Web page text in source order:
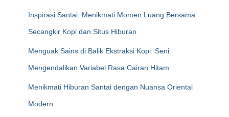
Inspirasi Santai: Menikmati Momen Luang Bersama
Secangkir Kopi dan Situs Hiburan
Menguak Sains di Balik Ekstraksi Kopi: Seni
Mengendalikan Variabel Rasa Cairan Hitam
Menikmati Hiburan Santai dengan Nuansa Oriental
Modern